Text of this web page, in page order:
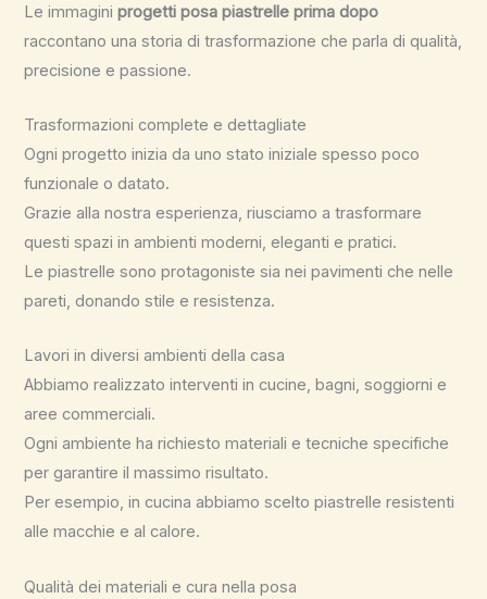
Le immaginiprogetti posa piastrelle prima dopo
raccontano una storia di trasformazione che parla di qualità,
precisione e passione.
Trasformazioni complete e dettagliate
Ogni progetto inizia da uno stato iniziale spesso poco
funzionale o datato.
Grazie alla nostra esperienza, riusciamo a trasformare
questi spazi in ambienti moderni, eleganti e pratici.
Le piastrelle sono protagoniste sia nei pavimenti che nelle
pareti, donando stile e resistenza.
Lavori in diversi ambienti della casa
Abbiamo realizzato interventi in cucine, bagni, soggiorni e
aree commerciali.
Ogni ambiente ha richiesto materiali e tecniche specifiche
per garantire il massimo risultato.
Per esempio, in cucina abbiamo scelto piastrelle resistenti
alle macchie e al calore.
Qualità dei materiali e cura nella posa